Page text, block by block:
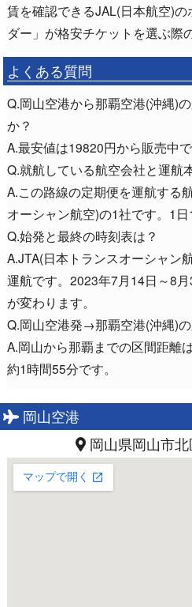
賃を確認できるJAL(日本航空)
ダー」が格安チケットを選ぶ際
よくある質問
Q.岡山空港から那覇空港(沖縄)
か？
A.最安値は19820円から販売中で
Q.就航している航空会社と運航
A.この路線の定期便を運航する
オーシャン航空)の1社です。1日
Q.始発と最終の時刻表は？
A.JTA(日本トランスオーシャン
運航です。2023年7月14日～8
が変わります。
Q.岡山空港発→那覇空港(沖縄)
A.岡山から那覇までの区間距離
約1時間55分です。
岡山空港
岡山県岡山市